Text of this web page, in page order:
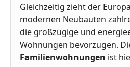
Gleichzeitig zieht der
modernen Neubauten
die großzügige und
Wohnungen bevorzugen.
Familienwohnungen ist